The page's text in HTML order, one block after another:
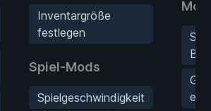
Inventargröße
festlegen
Spiel-Mods
Spielgeschwindigkeit